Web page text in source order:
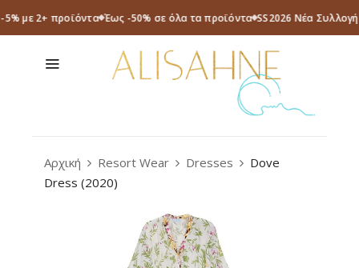
5% με 2+ προϊόντα Έως -50% σε όλα τα προϊόντα SS2026 Νέα
Αρχική Resort Wear Dresses
Dove
Dress (2020)